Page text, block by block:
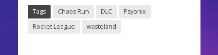
Tags Chaos Run DLC
Psyonix
Rocket League
wasteland